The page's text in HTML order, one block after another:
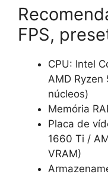
FPS,
CPU: Intel
AMD
núcleos)
Memória
Placa de
1660 Ti /
VRAM)